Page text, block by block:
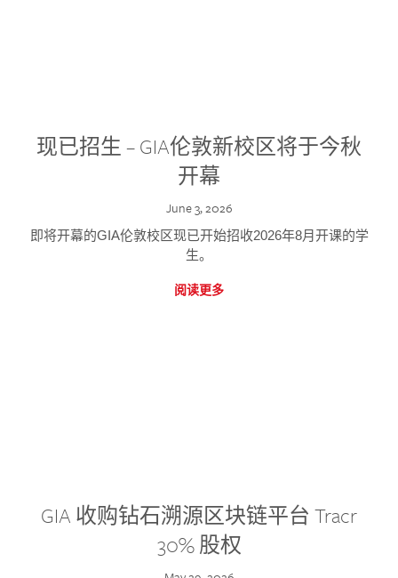
现已招生 – GIA伦敦新校区将于今秋
开幕
June 3, 2026
即将开幕的GIA伦敦校区现已开始招收2026年8月开课的学
生。
阅读更多
GIA 收购钻石溯源区块链平台 Tracr
30% 股权